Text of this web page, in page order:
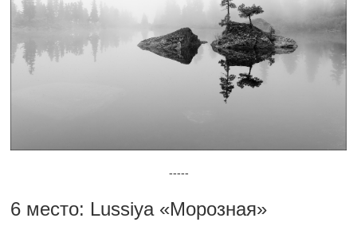
-----
6 место: Lussiya «Морозная»